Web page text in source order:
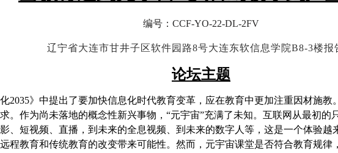
编号：CCF-YO-22-DL-2FV
辽宁省大连市甘井子区软件园路8号大连东软信息学院B8-3楼报
论坛主题
2035》中提出了要加快信息化时代教育变革，应在教育中更加注重因材施
。作为尚未落地的概念性新兴事物，“元宇宙”充满了未知。互联网从最初
、短视频、直播，到未来的全息视频、到未来的数字人等，这是一个体验
程教育和传统教育的改变带来可能性。然而，元宇宙课堂是否符合教育规